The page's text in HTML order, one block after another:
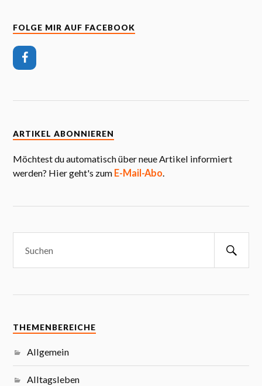
FOLGE MIR AUF FACEBOOK
ARTIKEL ABONNIEREN
Möchtest du automatisch über neue Artikel informiert
werden? Hier geht's zum E-Mail-Abo
THEMENBEREICHE
Allgemein
Alltagsleben